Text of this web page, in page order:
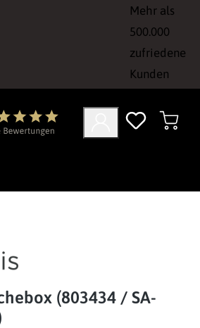
Mehr als
500.000
zufriedene
Kunden
(803434 / SA-